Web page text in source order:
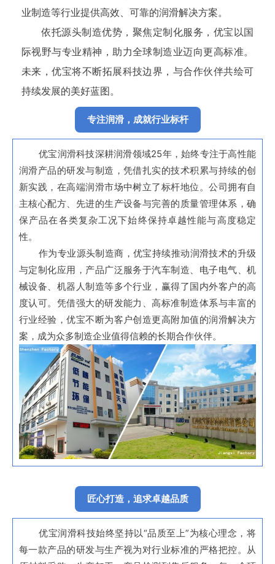
业制造等行业提供高效、可靠的润滑解决方案。
依托源头制造优势，聚焦定制化服务，优宝以国
际视野与专业精神，助力全球制造业迈向更高标准。
未来，优宝将不断拓展科技边界，与合作伙伴共绘可
持续发展的美好蓝图。
专注润滑，成就行业标杆
优宝润滑科技深耕润滑领域25年，始终专注于高性能
润滑产品的研发与制造，凭借扎实的技术积累与持续的创
新实践，在高端润滑市场中树立了标杆地位。公司拥有自
主核心配方、先进的生产设备与完善的质量管理体系，确
保产品在各类复杂工况下始终保持卓越性能与高度稳定
性。
作为专业源头制造商，优宝持续推动润滑技术的升级
与定制化应用，产品广泛服务于汽车制造、电子电气、机
械设备、机器人制造等多个行业，赢得了国内外客户的高
度认可。凭借强大的研发能力、高标准制造体系与丰富的
行业经验，优宝不断为客户创造更高附加值的润滑解决方
案，成为众多制造企业值得信赖的长期合作伙伴。
匠心打造，追求卓越品质
优宝润滑科技始终坚持以“品质至上”为核心理念，将
每一款产品的研发与生产视为对行业标准的严格把控。从